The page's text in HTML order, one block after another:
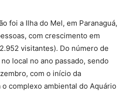
foi a Ilha do Mel, em Paranaguá,
com crescimento em
visitantes). Do número de
local no ano passado, sendo
com o início da
complexo ambiental do Aquário